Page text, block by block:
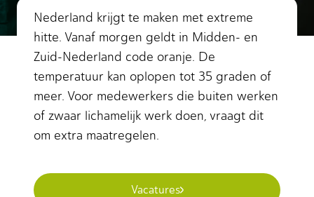
Nederland krijgt te maken met extreme
hitte. Vanaf morgen geldt in Midden- en
Zuid-Nederland code oranje. De
temperatuur kan oplopen tot 35 graden of
meer. Voor medewerkers die buiten werken
of zwaar lichamelijk werk doen, vraagt dit
om extra maatregelen.
Vacatures